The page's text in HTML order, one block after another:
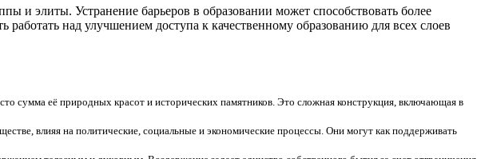
и элиты. Устранение барьеров в образовании может способствовать более
над улучшением доступа к качественному образованию для всех слоев
сумма её природных красот и исторических памятников. Это сложная конструкция, включающая в
влияя на политические, социальные и экономические процессы. Они могут как поддерживать